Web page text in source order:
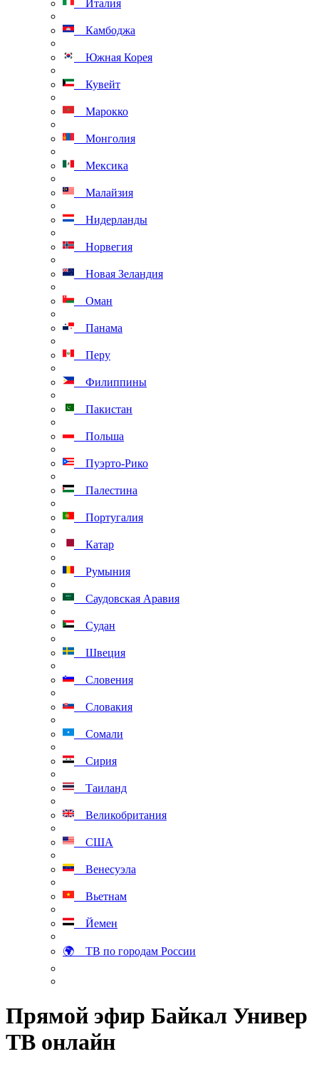
Италия
Камбоджа
Южная Корея
Кувейт
Марокко
Монголия
Мексика
Малайзия
Нидерланды
Норвегия
Новая Зеландия
Оман
Панама
Перу
Филиппины
Пакистан
Польша
Пуэрто-Рико
Палестина
Португалия
Катар
Румыния
Саудовская Аравия
Судан
Швеция
Словения
Словакия
Сомали
Сирия
Таиланд
Великобритания
США
Венесуэла
Вьетнам
Йемен
🌍 ТВ по городам России
Прямой эфир Байкал Универ
ТВ онлайн